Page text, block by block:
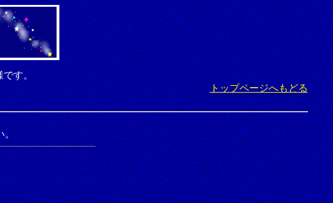
です。
トップページへもどる
。